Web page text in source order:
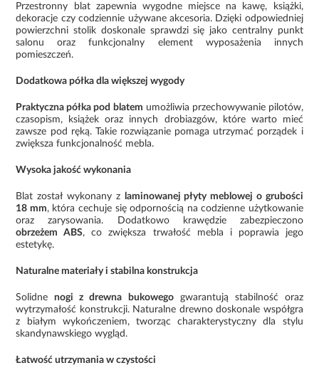
Przestronny blat zapewnia wygodne miejsce na kawę, książki,
dekoracje czy codziennie używane akcesoria. Dzięki odpowiedniej
powierzchni stolik doskonale sprawdzi się jako centralny punkt
salonu oraz funkcjonalny element wyposażenia innych
pomieszczeń.
Dodatkowa półka dla większej wygody
Praktyczna półka pod blatem umożliwia przechowywanie pilotów,
czasopism, książek oraz innych drobiazgów, które warto mieć
zawsze pod ręką. Takie rozwiązanie pomaga utrzymać porządek i
zwiększa funkcjonalność mebla.
Wysoka jakość wykonania
Blat został wykonany z
laminowanej płyty meblowej o grubości
18 mm, która cechuje się odpornością na codzienne użytkowanie
oraz zarysowania. Dodatkowo krawędzie zabezpieczono
obrzeżem ABS, co zwiększa trwałość mebla i poprawia jego
estetykę.
Naturalne materiały i stabilna konstrukcja
Solidnenogi z drewna bukowegogwarantują stabilność oraz
wytrzymałość konstrukcji. Naturalne drewno doskonale współgra
z białym wykończeniem, tworząc charakterystyczny dla stylu
skandynawskiego wygląd.
Łatwość utrzymania w czystości